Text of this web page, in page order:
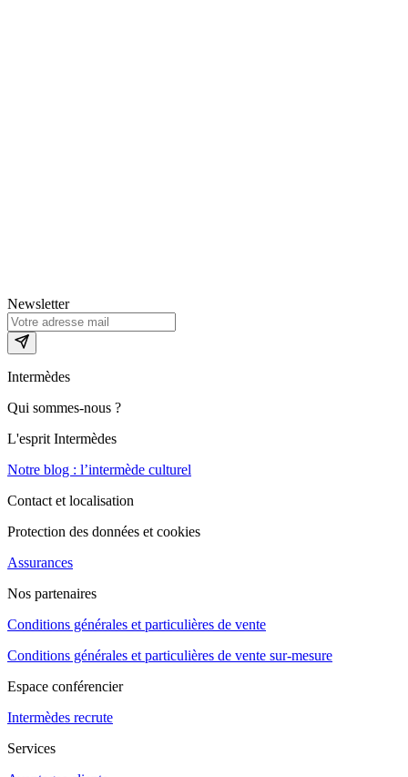
Newsletter
Intermèdes
Qui sommes-nous ?
L'esprit Intermèdes
Notre blog : l’intermède culturel
Contact et localisation
Protection des données et cookies
Assurances
Nos partenaires
Conditions générales et particulières de vente
Conditions générales et particulières de vente sur-mesure
Espace conférencier
Intermèdes recrute
Services